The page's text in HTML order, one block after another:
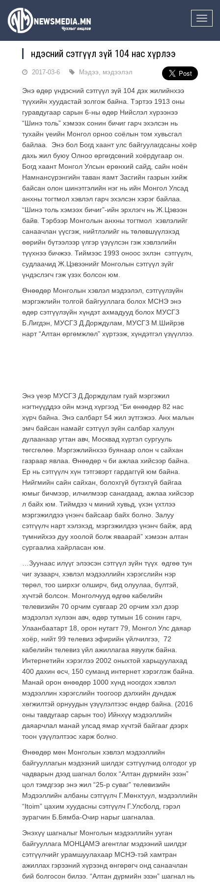
Toggle
Үндэсний сэтгүүл зүй 104 нас хүрлээ
2017-03-6 Мэдээ, мэдээлэл
Энэ өдөр үндэсний сэтгүүл зүй 104 дэх жилийнхээ
түүхийн хуудастай золгож байна. Тэртээ 1913 оны
гуравдугаар сарын 6-ны өдөр Нийслэл хүрээнээ
“Шинэ толь” хэмээх сонин бичиг гарч эхэлсэн нь
тухайн үеийн Монгол орноо соёлын том хувьсгал
байлаа. Энэ бол Богд хаант улс байгуулагдсаны хоёр
дахь жил буюу Олноо өргөгдсөний хоёрдугаар он.
Богд хаант Монгол Улсын ерөнхий сайд, сайн ноён
Намнансүрэнгийн таван яамт Засгийн газрын хийж
байсан олон шинэтгэлийн нэг нь ийн Монгол Улсад
анхны тогтмол хэвлэл гарч эхэлсэн хэрэг байлаа.
“Шинэ толь хэмээх бичиг”-ийн эрхлэгч нь Ж.Цэвээн
байв. Тэрбээр Монголын анхны тогтмол хэвлэлийг
санаачлан үүсгэж, нийтлэлийг нь төлөвшүүлэхэд
өөрийн бүтээлээр үлгэр үзүүлсэн гэж хэвлэлийн
түүхнээ бичжээ. Тиймээс 1993 оноос эхлэн сэтгүүлч,
судлаачид Ж.Цэвээнийг Монголын сэтгүүл зүйг
үндэслэгч гэж үзэх болсон юм.
Өнөөдөр Монголын хэвлэл мэдээлэл, сэтгүүлзүйн
мэргэжлийн толгой байгууллага болох МСНЭ энэ
өдөр сэтгүүлзүйн хүндэт ахмадууд болох МУСГЗ
Б.Лигдэн, МУСГЗ Д.Дорждулам, МУСГЗ М.Шийрэв
нарт “Алтан өргөмжлөл” хүртээж, хүндэтгэл үзүүллээ.
Энэ үеэр МУСГЗ Д.Дорждулам гуай мэргэжил
нэгтнүүддээ ойн мэнд хүргээд “Би өнөөдөр 82 нас
хүрч байна. Энэ салбарт 54 жил зүтгэжээ. Анх малын
эмч байсан намайг сэтгүүл зүйн салбар халуун
дулаанаар угтан авч, Москвад хүртэл сургууль
төгсгөлөө. Мэргэжлийнхээ буянаар олон ч сайхан
газраар явлаа. Өнөөдөр ч би ажлаа хийсээр байна.
Ер нь сэтгүүлч хүн тэтгэвэрт гардаггүй юм байна.
Нийгмийн сайн сайхан, болохгүй бүтэхгүй байгаа
юмыг бичмээр, илчилмээр санагдаад, ажлаа хийсээр
л байх юм. Тиймдээ ч миний хувьд, үхэн үхтлээ
мэргэжилдээ үнэнч байсаар байх болно. Залуу
сэтгүүлч нарт хэлэхэд, мэргэжилдээ үнэнч байж, ард
түмнийхээ дуу хоолой болж яваарай” хэмээн алтан
сургаалиа хайрласан юм.
…Зуунаас илүүг элээсэн сэтгүүл зүйн түүх өдгөө тун
чиг зузаарч, хэвлэл мэдээллийн хэрэгслийн нэр
төрөл, тоо ширхэг олширч, бид олуулаа, бүлтэй,
хүчтэй болсон. Монголчууд өдгөө кабелийн
телевизийн 70 орчим сувгаар 20 орчим хэл дээр
мэдээлэл хүлээн авч, өдөр тутмын 16 сонин гарч,
Улаанбаатарт 18, орон нутагт 79, Монгол Улс даяар
хоёр, нийт 99 телевиз эфирийн үйлчилгээ, 72
кабелийн телевиз үйл ажиллагаа явуулж байна.
Интернетийн хэрэглээ 2002 оныхтой харьцуулахад
400 дахин өсч, 150 суманд интернет хэрэглэж байна.
Манай орон өнөөдөр 1000 хүнд ноогдох хэвлэл
мэдээллин хэрэгслийн тоогоор дэлхийн дундаж
хөгжилтэй орнуудын үзүүлэлтээс өндөр байна. (2016
оны тавдугаар сарын тоо) Ийнхүү мэдээллийн
даяарчлал манай улсад ямар хүчтэй байгааг дээрх
тоон үзүүлэлтээс харж болно.
Өнөөдөр мөн Монголын хэвлэл мэдээллийн
байгууллагын мэдээний шилдэг сэтгүүлчид олгодог ур
чадварын дээд шагнал болох “Алтан дүрмийн эзэн”
цол тэмдгээр энэ жил “25-р суваг” телевизийн
Мэдээллийн албаны сэтгүүлч Г.Мөнхтуул, мэдээллийн
“Itoim” цахим хуудасны сэтгүүлч Г.Улсболд, гэрэл
зурагчин Б.Бямба-Очир нарыг шагналаа.
Энэхүү шагналыг Монголын мэдээллийн ууган
байгууллага МОНЦАМЭ агентлаг мэдээний шилдэг
сэтгүүлчийг урамшуулахаар МСНЭ-тэй хамтран
ажиллах гэрээний хүрээнд өнгөрөгч онд санаачлан
бий болгосон билээ. “Алтан дүрмийн эзэн” шагнал нь